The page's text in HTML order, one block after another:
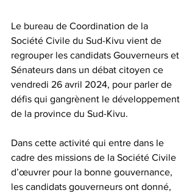
Le bureau de Coordination de la
Société Civile du Sud-Kivu vient de
regrouper les candidats Gouverneurs et
Sénateurs dans un débat citoyen ce
vendredi 26 avril 2024, pour parler de
défis qui gangrènent le développement
de la province du Sud-Kivu.
Dans cette activité qui entre dans le
cadre des missions de la Société Civile
d’œuvrer pour la bonne gouvernance,
les candidats gouverneurs ont donné,